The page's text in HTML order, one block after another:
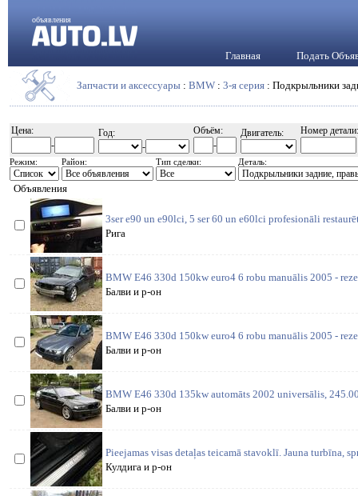
объявления
Главная Подать
Запчасти и аксессуары : BMW : 3-я серия : Подкрыльники
Цена:
-
Год:
-
Объём:
-
Двигатель: Номер детали:
Режим: Район: Тип сделки: Деталь:
Объявления
3ser e90 un e90lci, 5 ser 60 un e60lci profesionāli
Рига
BMW E46 330d 150kw euro4 6 robu manuālis 2005 -
Балви и р-он
BMW E46 330d 150kw euro4 6 robu manuālis 2005 -
Балви и р-он
BMW E46 330d 135kw automāts 2002 universālis,
Балви и р-он
Pieejamas visas detaļas teicamā stavoklī. Jauna turbīna,
Кулдига и р-он